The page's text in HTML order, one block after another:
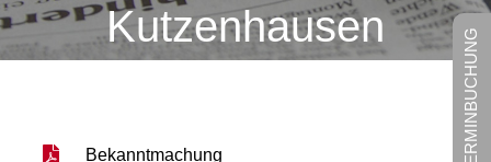
Kutzenhausen
Bekanntmachung TERMINBUCHUNG